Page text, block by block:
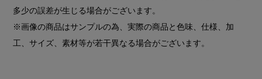
多少の誤差が生じる場合がございます。
※画像の商品はサンプルの為、実際の商品と色味、仕様、加
工、サイズ、素材等が若干異なる場合がございます。